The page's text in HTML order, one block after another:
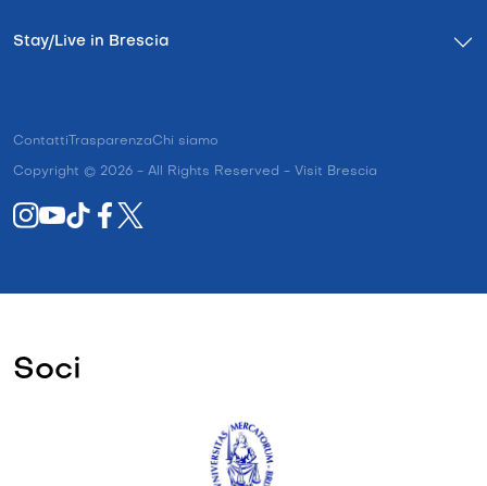
Stay/Live in Brescia
Contatti TrasparenzaChi siamo
Copyright © 2026 - All Rights Reserved - Visit Brescia
Soci